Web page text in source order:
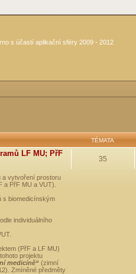
s účastí aplikační sféry 2009 - 2012
TÉMATA
LF MU; PřF
a vytvoření prostoru
a PřF MU a VUT).
s biomedicínským
individuálního
(PřF a LF MU)
projektu
medicíně“ (zimní
Zmíněné předměty
35